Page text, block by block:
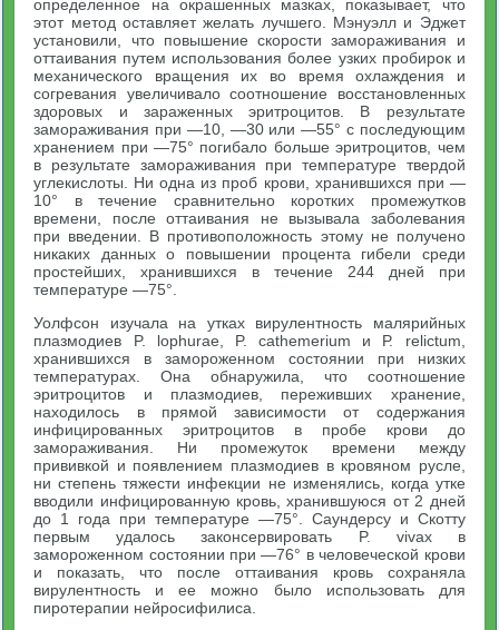
определенное на окрашенных мазках, показывает, что
этот метод оставляет желать лучшего. Мэнуэлл и Эджет
установили, что повышение скорости замораживания и
оттаивания путем использования более узких пробирок и
механического вращения их во время охлаждения и
согревания увеличивало соотношение восстановленных
здоровых и зараженных эритроцитов. В результате
замораживания при —10, —30 или —55° с последующим
хранением при —75° погибало больше эритроцитов, чем
в результате замораживания при температуре твердой
углекислоты. Ни одна из проб крови, хранившихся при —
10° в течение сравнительно коротких промежутков
времени, после оттаивания не вызывала заболевания
при введении. В противоположность этому не получено
никаких данных о повышении процента гибели среди
простейших, хранившихся в течение 244 дней при
температуре —75°.
Уолфсон изучала на утках вирулентность малярийных
плазмодиев P. lophurae, P. cathemerium и Р. relictum,
хранившихся в замороженном состоянии при низких
температурах. Она обнаружила, что соотношение
эритроцитов и плазмодиев, переживших хранение,
находилось в прямой зависимости от содержания
инфицированных эритроцитов в пробе крови до
замораживания. Ни промежуток времени между
прививкой и появлением плазмодиев в кровяном русле,
ни степень тяжести инфекции не изменялись, когда утке
вводили инфицированную кровь, хранившуюся от 2 дней
до 1 года при температуре —75°. Саундерсу и Скотту
первым удалось законсервировать P. vivax в
замороженном состоянии при —76° в человеческой крови
и показать, что после оттаивания кровь сохраняла
вирулентность и ее можно было использовать для
пиротерапии нейросифилиса.